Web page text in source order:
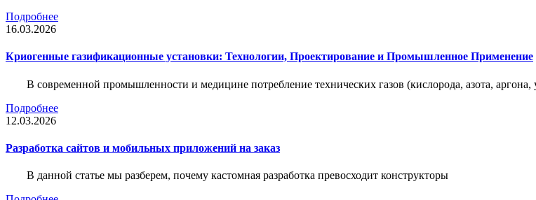
Подробнее
16.03.2026
Криогенные газификационные установки: Технологии, Проектирование и Промышленное Применение
В современной промышленности и медицине потребление технических газов (кислорода, азота, аргона,
Подробнее
12.03.2026
Разработка сайтов и мобильных приложений на заказ
В данной статье мы разберем, почему кастомная разработка превосходит конструкторы